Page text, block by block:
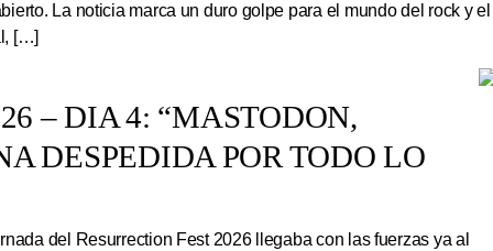
La noticia marca un duro golpe para el mundo del rock y el
[…]
– DIA 4: “MASTODON,
DESPEDIDA POR TODO LO
del Resurrection Fest 2026 llegaba con las fuerzas ya al